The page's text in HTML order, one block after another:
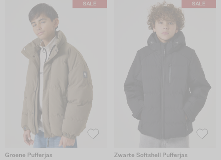
Groene Pufferjas Zwarte Softshell Pufferjas